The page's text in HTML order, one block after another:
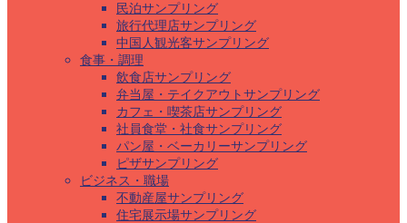
民泊サンプリング
旅行代理店サンプリング
中国人観光客サンプリング
食事・調理
飲食店サンプリング
弁当屋・テイクアウトサンプリング
カフェ・喫茶店サンプリング
社員食堂・社食サンプリング
パン屋・ベーカリーサンプリング
ピザサンプリング
ビジネス・職場
不動産屋サンプリング
住宅展示場サンプリング